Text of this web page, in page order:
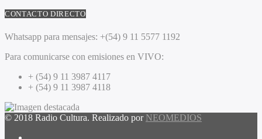
CONTACTO DIRECTO
Whatsapp para mensajes: +(54) 9 11 5577 1192
Para comunicarse con emisiones en VIVO:
+ (54) 9 11 3987 4117
+ (54) 9 11 3987 4118
© 2018 Radio Cultura. Realizado por NEOMEDIOS